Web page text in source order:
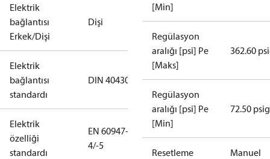
Elektrik
bağlantısı
Erkek/Dişi
Dişi
Elektrik
bağlantısı
standardı
DIN 40430
Elektrik
özelliği
standardı
EN 60947-
4/-5
[Min]
Regülasyon
aralığı [psi] Pe
[Maks]
362.60
Regülasyon
aralığı [psi] Pe
[Min]
72.50 psig
Resetleme
Manuel